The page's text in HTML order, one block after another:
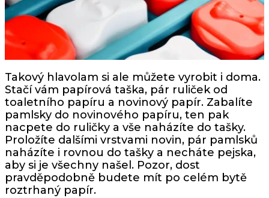
Takový hlavolam si ale můžete vyrobit i doma.
Stačí vám papírová taška, pár ruliček od
toaletního papíru a novinový papír. Zabalíte
pamlsky do novinového papíru, ten pak
nacpete do ruličky a vše naházíte do tašky.
Proložíte dalšími vrstvami novin, pár pamlsků
naházíte i rovnou do tašky a necháte pejska,
aby si je všechny našel. Pozor, dost
pravděpodobně budete mít po celém bytě
roztrhaný papír.